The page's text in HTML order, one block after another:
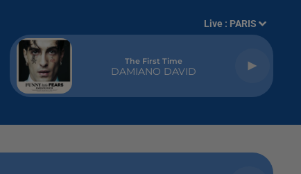
Live : PARIS
The First Time
DAMIANO DAVID